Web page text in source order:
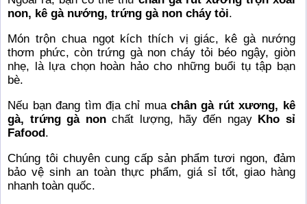
non, kê gà nướng, trứng gà non cháy tỏi.
Món trộn chua ngọt kích thích vị giác, kê gà nướng
thơm phức, còn trứng gà non cháy tỏi béo ngậy, giòn
nhẹ, là lựa chọn hoàn hảo cho những buổi tụ tập bạn
bè.
Nếu bạn đang tìm địa chỉ muachân gà rút xương, kê
gà, trứng gà nonchất lượng, hãy đến ngay Kho sỉ
Fafood.
Chúng tôi chuyên cung cấp sản phẩm tươi ngon, đảm
bảo vệ sinh an toàn thực phẩm, giá sỉ tốt, giao hàng
nhanh toàn quốc.